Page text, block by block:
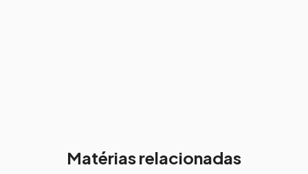
Matérias relacionadas